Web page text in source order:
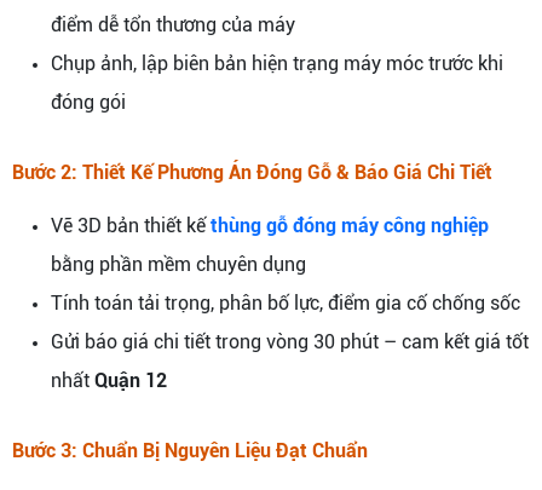
điểm dễ tổn thương của máy
Chụp ảnh, lập biên bản hiện trạng máy móc trước khi
đóng gói
Bước 2: Thiết Kế Phương Án Đóng Gỗ & Báo Giá Chi Tiết
Vẽ 3D bản thiết kếthùng gỗ đóng máy công nghiệp
bằng phần mềm chuyên dụng
Tính toán tải trọng, phân bố lực, điểm gia cố chống sốc
Gửi báo giá chi tiết trong vòng 30 phút – cam kết giá tốt
nhất Quận 12
Bước 3: Chuẩn Bị Nguyên Liệu Đạt Chuẩn